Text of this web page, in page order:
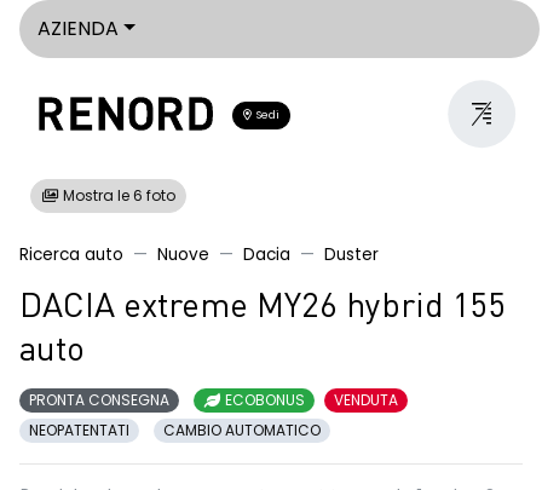
AZIENDA
Sedi
Mostra le 6 foto
Ricerca auto Nuove Dacia Duster
DACIA extreme MY26 hybrid 155
auto
PRONTA CONSEGNA ECOBONUS
VENDUTA
NEOPATENTATI
CAMBIO AUTOMATICO